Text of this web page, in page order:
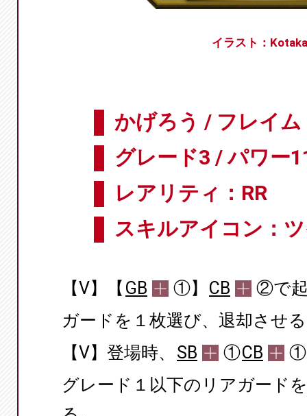
イラスト：
かげろう / フレイ
グレード3 / パワー
レアリティ：RR
スキルアイコン：
【V】【 GB ①】 CB
②で
ガードを１枚選び、退却させ
【V】登場時、
SB ①CB
①
グレード１以下のリアガード